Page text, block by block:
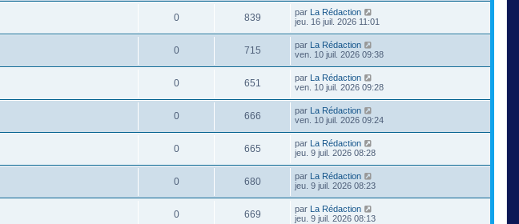
0 839 par La Rédaction
jeu. 16 juil. 2026 11:01
0 715 par La Rédaction
ven. 10 juil. 2026 09:38
0 651 par La Rédaction
ven. 10 juil. 2026 09:28
0 666 par La Rédaction
ven. 10 juil. 2026 09:24
0 665 par La Rédaction
jeu. 9 juil. 2026 08:28
0 680 par La Rédaction
jeu. 9 juil. 2026 08:23
0 669 par La Rédaction
jeu. 9 juil. 2026 08:13